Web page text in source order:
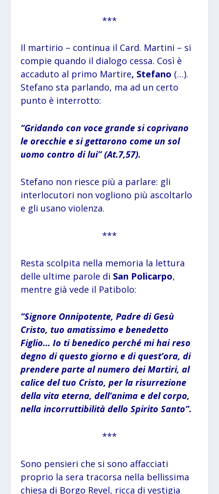
***
Il martirio – continua il Card. Martini – si
compie quando il dialogo cessa. Così è
accaduto al primo Martire, Stefano (…).
Stefano sta parlando, ma ad un certo
punto è interrotto:
“Gridando con voce grande si coprivano
le orecchie e si gettarono come un sol
uomo contro di lui” (At.7,57).
Stefano non riesce più a parlare: gli
interlocutori non vogliono più ascoltarlo
e gli usano violenza.
***
Resta scolpita nella memoria la lettura
delle ultime parole di San Policarpo,
mentre già vede il Patibolo:
“Signore Onnipotente, Padre di Gesù
Cristo, tuo amatissimo e benedetto
Figlio… Io ti benedico perché mi hai reso
degno di questo giorno e di quest’ora, di
prendere parte al numero dei Martiri, al
calice del tuo Cristo, per la risurrezione
della vita eterna, dell’anima e del corpo,
nella incorruttibilità dello Spirito Santo”.
***
Sono pensieri che si sono affacciati
proprio la sera tracorsa nella bellissima
chiesa di Borgo Revel, ricca di vestigia